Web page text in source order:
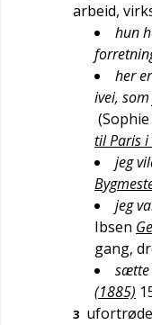
arbeid,
hun
her
ivei,
(
til Paris
jeg
jeg
Ibsen
gang,
sætte
(1885)
3